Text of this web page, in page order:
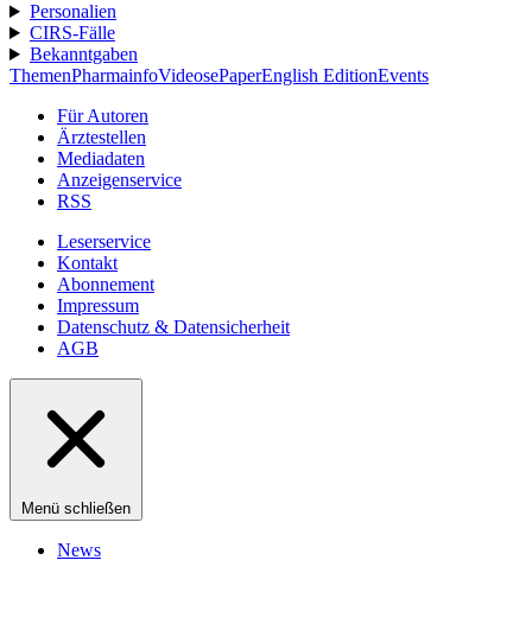
Personalien
CIRS-Fälle
Bekanntgaben
ThemenPharmainfoVideosePaperEnglish EditionEvents
Für Autoren
Ärztestellen
Mediadaten
Anzeigenservice
RSS
Leserservice
Kontakt
Abonnement
Impressum
Datenschutz & Datensicherheit
AGB
Menü schließen
News